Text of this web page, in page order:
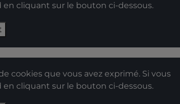
cliquant sur le bouton ci-dessous.
cookies que vous avez exprimé. Si vous
cliquant sur le bouton ci-dessous.